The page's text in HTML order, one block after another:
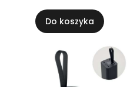
Do koszyka